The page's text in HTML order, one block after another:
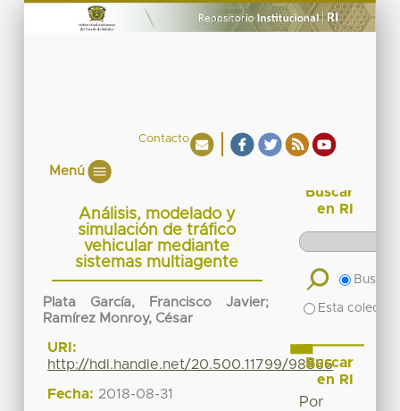
Contacto
Menú
Análisis, modelado y
simulación de tráfico
vehicular mediante
sistemas multiagente
Plata García, Francisco Javier;
Ramírez Monroy, César
URI:
http://hdl.handle.net/20.500.11799/98866
Fecha: 2018-08-31
Buscar
en RI
Buscar
Esta
Buscar
en RI
Por